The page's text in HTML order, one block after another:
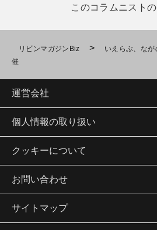
このコラムニスト
リビンマガジンBiz >
いえらぶ、な
催
運営会社
個人情報の取り扱い
クッキーについて
お問い合わせ
サイトマップ